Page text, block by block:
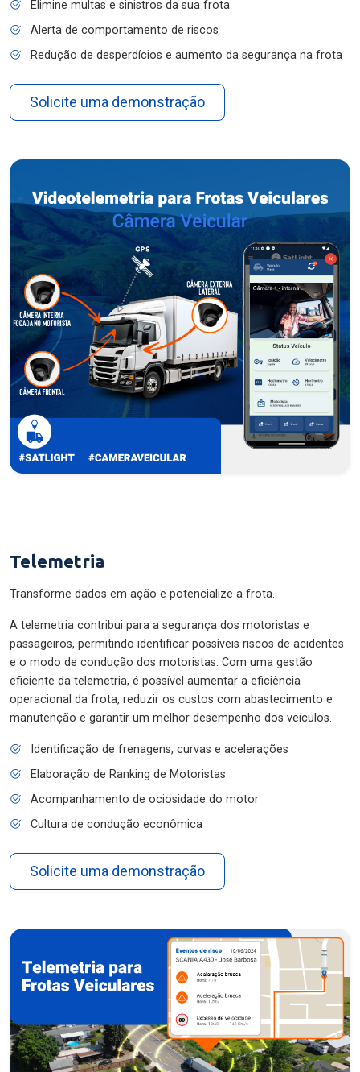
Elimine multas e sinistros da sua frota
Alerta de comportamento de riscos
Redução de desperdícios e aumento da segurança na frota
Solicite uma demonstração
Telemetria
Transforme dados em ação e potencialize a frota.
A telemetria contribui para a segurança dos motoristas e
passageiros, permitindo identificar possíveis riscos de acidentes
e o modo de condução dos motoristas. Com uma gestão
eficiente da telemetria, é possível aumentar a eficiência
operacional da frota, reduzir os custos com abastecimento e
manutenção e garantir um melhor desempenho dos veículos.
Identificação de frenagens, curvas e acelerações
Elaboração de Ranking de Motoristas
Acompanhamento de ociosidade do motor
Cultura de condução econômica
Solicite uma demonstração